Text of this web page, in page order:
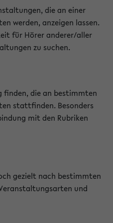
die an einer
werden, anzeigen lassen.
für Hörer anderer/aller
zu suchen.
finden, die an bestimmten
stattfinden. Besonders
mit den Rubriken
gezielt nach bestimmten
und